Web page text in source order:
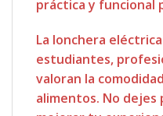
práctica y funcional
La lonchera
estudiantes,
valoran la
alimentos. No dejes